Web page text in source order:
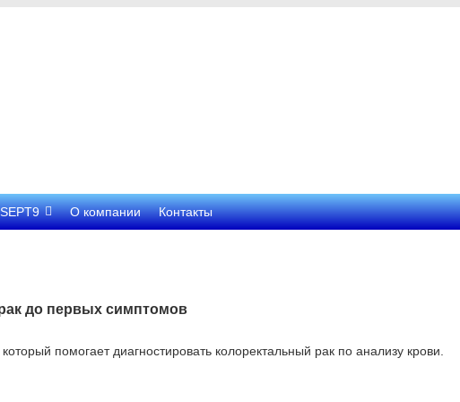
SEPT9 О компании Контакты
до первых симптомов
помогает диагностировать колоректальный рак по анализу крови.